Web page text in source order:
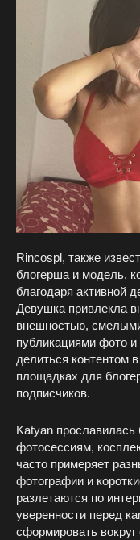
Rincospl, также
блогерша и модель,
благодаря активной
Девушка привлекла
внешностью,
публикациями фото
делиться контентом
площадках для
подписчиков.
Katyan прославилась
фотосессиям,
часто примеряет
фотографии и
разлетаются по
уверенности перед
сформировать